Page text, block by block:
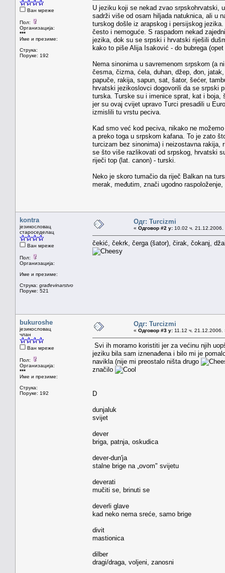
Ван мреже
Пол:
Организација:
***
Име и презиме:
Струка:
Поруке: 192
U jeziku koji se nekad zvao srpskohrvatski,
sadrži više od osam hiljada natuknica, ali u
turskog došle iz arapskog i persijskog
često i nemoguće. S raspadom nekad
jezika, dok su se srpski i hrvatski riješili
kako to piše Alija Isaković - do bubrega
Nema sinonima u savremenom srpskom (a
česma, čizma, ćela, duhan, džep, đon,
papuče, rakija, sapun, sat, šator, šećer,
hrvatski jezikoslovci dogovorili da se srpski
turska. Turske su i imenice sprat, kat i boja,
jer su ovaj cvijet upravo Turci presadili u
izmislili tu vrstu peciva.
Kad smo već kod peciva, nikako ne
a preko toga u srpskom kafana. To je zato
turcizam bez sinonima) i neizostavna rakija,
se što više razlikovati od srpskog, hrvatski
riječi top (lat. canon) - turski.
Neko je skoro tumačio da riječ Balkan na
merak, međutim, znači ugodno
kontra
језикословац
староседелац
Ван мреже
Пол:
Организација:
Име и презиме:
Струка: građevinarstvo
Поруке: 521
Одг: Turcizmi
« Одговор #2 у: 10.02 ч. 21.12.2006.
čekić, čekrk, čerga (šator), čirak, čokanj,
bukuroshe
језикословац
члан
Ван мреже
Пол:
Организација:
***
Име и презиме:
Струка:
Поруке: 192
Одг: Turcizmi
« Одговор #3 у: 11.12 ч. 21.12.2006.
Svi ih moramo koristiti jer za većinu njih
jeziku bila sam iznenađena i bilo mi je
navikla (nije mi preostalo ništa drugo
značilo
D
dunjaluk
svijet
dever
briga, patnja, oskudica
dever-dun'ja
stalne brige na „ovom" svijetu
deverati
mučiti se, brinuti se
deverli glave
kad neko nema sreće, samo brige
divit
mastionica
dilber
dragi/draga, voljeni, zanosni